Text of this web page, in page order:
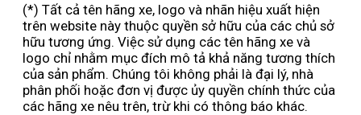
(*) Tất cả tên hãng xe, logo và nhãn hiệu xuất hiện
trên website này thuộc quyền sở hữu của các chủ sở
hữu tương ứng. Việc sử dụng các tên hãng xe và
logo chỉ nhằm mục đích mô tả khả năng tương thích
của sản phẩm. Chúng tôi không phải là đại lý, nhà
phân phối hoặc đơn vị được ủy quyền chính thức của
các hãng xe nêu trên, trừ khi có thông báo khác.